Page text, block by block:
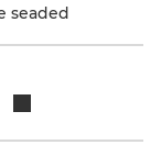
seaded